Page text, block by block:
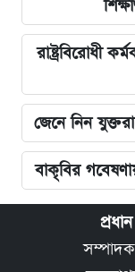
রাষ্ট্রবিরোধী
জেনে নিন
বাকৃবির